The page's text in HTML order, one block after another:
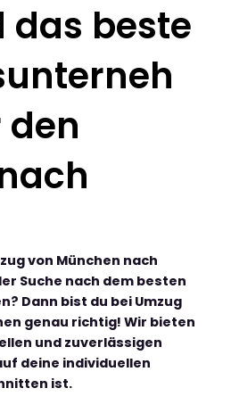
das beste
von München nach
Suche nach dem besten
Dann bist du bei Umzug
genau richtig! Wir bieten
und zuverlässigen
deine individuellen
ist.